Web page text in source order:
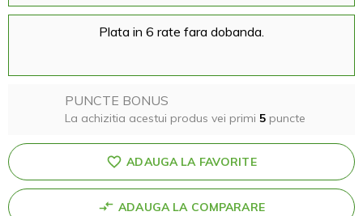
Plata in 6 rate fara dobanda.
PUNCTE BONUS
La achizitia acestui produs vei primi 5 puncte
ADAUGA LA FAVORITE
ADAUGA LA COMPARARE